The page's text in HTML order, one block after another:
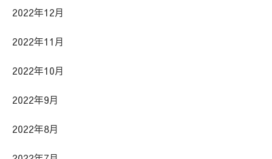
2022年12月
2022年11月
2022年10月
2022年9月
2022年8月